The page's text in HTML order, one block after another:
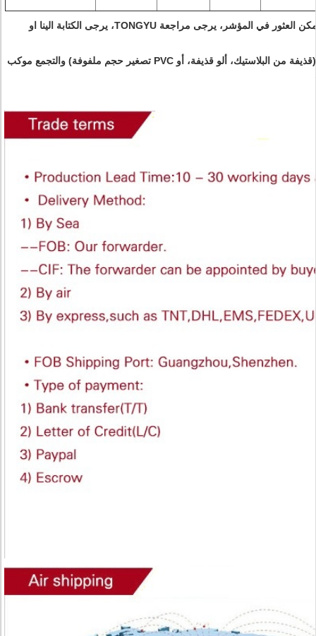
ملاحظة: أي حجم وقدرة الآخرين لا يمكن العثور في المؤشر، يرجى مراجعة TONGYU، يرجى الكتابة الينا او
نحن يمكن أن تصميم وإنتاج البطارية (قذيفة من البلاستيك، ألو قذيفة، أو PVC تصغير حجم ملفوفة) والتجمع موكب